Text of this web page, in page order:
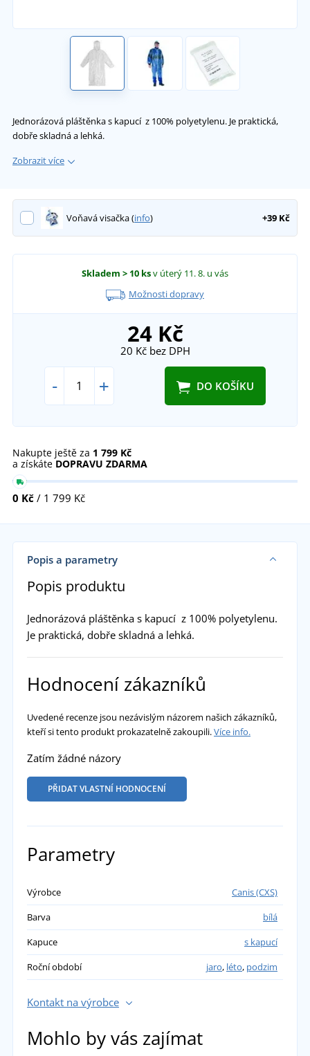
Jednorázová pláštěnka s kapucí z 100% polyetylenu. Je praktická,
dobře skladná a lehká.
Zobrazit více
Voňavá visačka (info) +39 Kč
Skladem > 10 ksv úterý 11. 8. u vás
Možnosti dopravy
24 Kč
20 Kčbez DPH
- + DO KOŠÍKU
Nakupte ještě za 1 799 Kč
a získáte DOPRAVU ZDARMA
0 Kč / 1 799 Kč
Popis a parametry
Popis produktu
Jednorázová pláštěnka s kapucí z 100% polyetylenu.
Je praktická, dobře skladná a lehká.
Hodnocení zákazníků
Uvedené recenze jsou nezávislým názorem našich zákazníků,
kteří si tento produkt prokazatelně zakoupili.Více info.
Zatím žádné názory
PŘIDAT VLASTNÍ HODNOCENÍ
Parametry
Výrobce
Canis (CXS)
Barva
bílá
Kapuce
s kapucí
Roční období
jaro, léto, podzim
Kontakt na výrobce
Mohlo by vás zajímat